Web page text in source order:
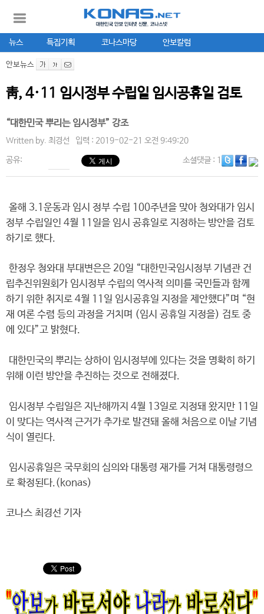
뉴스 특집기획 코나스마당 안보칼럼
안보뉴스
靑, 4·11 임시정부 수립일 임시공휴일 검토
“대한민국 뿌리는 임시정부” 강조
Written by. 최경선 입력 : 2019-02-21 오전 9:49:20
공유: 소셜댓글: 1
올해 3.1운동과 임시 정부 수립 100주년을 맞아 청와대가 임시
정부 수립일인 4월 11일을 임시 공휴일로 지정하는 방안을 검토
하기로 했다.
한정우 청와대 부대변은은 20일 “대한민국임시정부 기념관 건
립추진위원회가 임시정부 수립의 역사적 의미를 국민들과 함께
하기 위한 취지로 4월 11일 임시공휴일 지정을 제안했다”며 “현
재 여론 수렴 등의 과정을 거치며 (임시 공휴일 지정을) 검토 중
에 있다”고 밝혔다.
대한민국의 뿌리는 상하이 임시정부에 있다는 것을 명확히 하기
위해 이런 방안을 추진하는 것으로 전해졌다.
임시정부 수립일은 지난해까지 4월 13일로 지정돼 왔지만 11일
이 맞다는 역사적 근거가 추가로 발견돼 올해 처음으로 이날 기념
식이 열린다.
임시공휴일은 국무회의 심의와 대통령 재가를 거쳐 대통령령으
로 확정된다.(konas)
코나스 최경선 기자